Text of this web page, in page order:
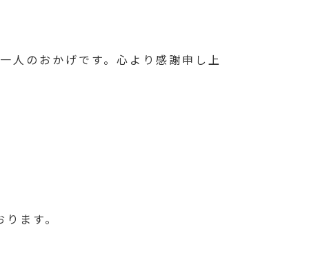
人のおかげです。心より感謝申し上
ます。